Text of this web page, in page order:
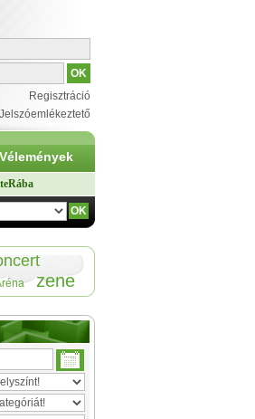
Regisztráció
Jelszóemlékeztető
Vélemények
zene